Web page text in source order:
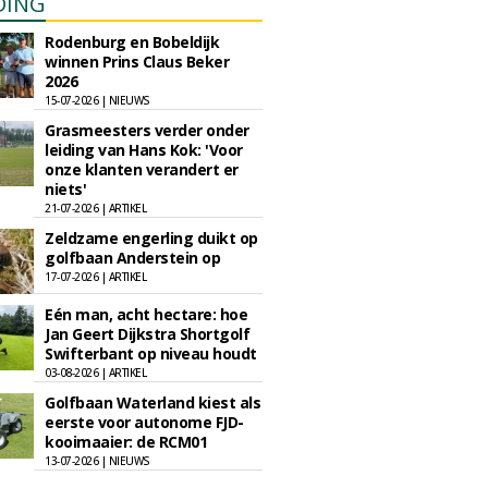
Rodenburg en Bobeldijk
winnen Prins Claus Beker
2026
15-07-2026 | NIEUWS
Grasmeesters verder onder
leiding van Hans Kok: 'Voor
onze klanten verandert er
niets'
21-07-2026 | ARTIKEL
Zeldzame engerling duikt op
golfbaan Anderstein op
17-07-2026 | ARTIKEL
Eén man, acht hectare: hoe
Jan Geert Dijkstra Shortgolf
Swifterbant op niveau houdt
03-08-2026 | ARTIKEL
Golfbaan Waterland kiest als
eerste voor autonome FJD-
kooimaaier: de RCM01
13-07-2026 | NIEUWS